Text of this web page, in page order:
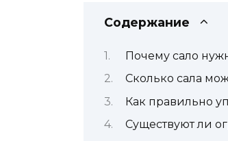
Содержание
Почему сало
Сколько сала
Как правильно
Существуют ли